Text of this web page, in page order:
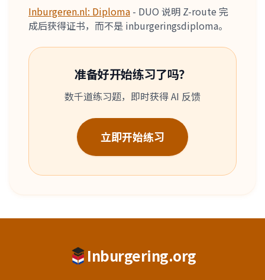
Inburgeren.nl: Diploma - DUO 说明 Z-route 完
成后获得证书，而不是 inburgeringsdiploma。
准备好开始练习了吗？
数千道练习题，即时获得 AI 反馈
立即开始练习
Inburgering.org